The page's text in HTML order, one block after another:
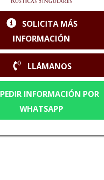
SOLICITA MÁS
INFORMACIÓN
LLÁMANOS
PEDIR INFORMACIÓN POR
WHATSAPP